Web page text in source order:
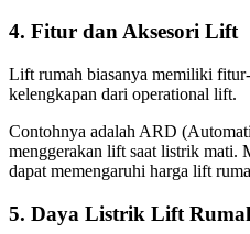
4. Fitur dan Aksesori Lift
Lift rumah biasanya memiliki
kelengkapan dari operational lift.
Contohnya adalah ARD
menggerakan lift saat listrik mati.
dapat memengaruhi harga lift
5. Daya Listrik Lift